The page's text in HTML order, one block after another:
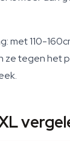
met 110-
ze tegen het